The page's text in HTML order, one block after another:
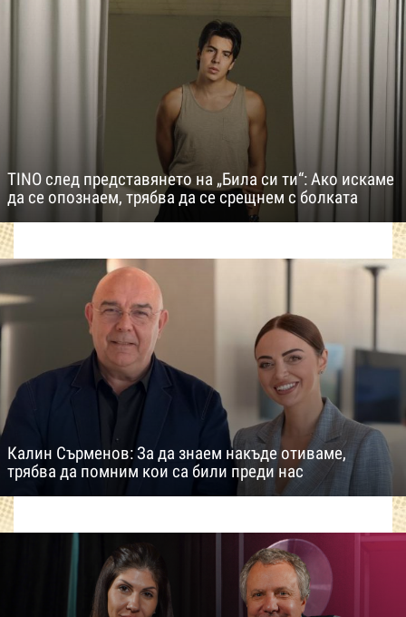
TINO след представянето на „Била си ти“: Ако искаме
да се опознаем, трябва да се срещнем с болката
Калин Сърменов: За да знаем накъде отиваме,
трябва да помним кои са били преди нас